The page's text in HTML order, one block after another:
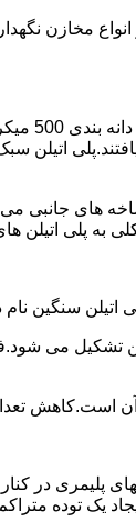
مخازن
در
اتیلن
های جانبی
بر سانتی متر مکعب،پلی
است.کاهش
در
یک توده